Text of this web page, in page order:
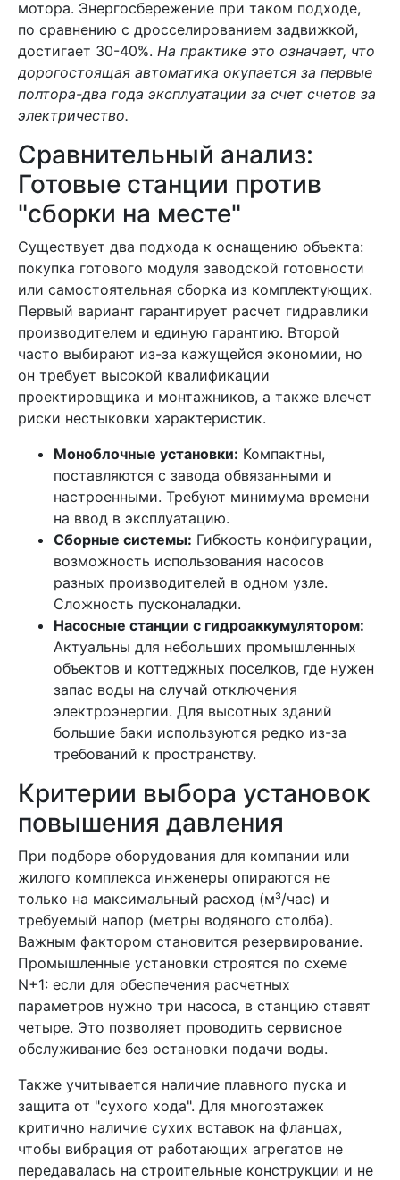
мотора. Энергосбережение при таком подходе,
по сравнению с дросселированием задвижкой,
достигает 30-40%. На практике это означает, что
дорогостоящая автоматика окупается за первые
полтора-два года эксплуатации за счет счетов за
электричество.
Сравнительный анализ:
Готовые станции против
"сборки на месте"
Существует два подхода к оснащению объекта:
покупка готового модуля заводской готовности
или самостоятельная сборка из комплектующих.
Первый вариант гарантирует расчет гидравлики
производителем и единую гарантию. Второй
часто выбирают из-за кажущейся экономии, но
он требует высокой квалификации
проектировщика и монтажников, а также влечет
риски нестыковки характеристик.
Моноблочные установки: Компактны,
поставляются с завода обвязанными и
настроенными. Требуют минимума времени
на ввод в эксплуатацию.
Сборные системы: Гибкость конфигурации,
возможность использования насосов
разных производителей в одном узле.
Сложность пусконаладки.
Насосные станции с гидроаккумулятором:
Актуальны для небольших промышленных
объектов и коттеджных поселков, где нужен
запас воды на случай отключения
электроэнергии. Для высотных зданий
большие баки используются редко из-за
требований к пространству.
Критерии выбора установок
повышения давления
При подборе оборудования для компании или
жилого комплекса инженеры опираются не
только на максимальный расход (м³/час) и
требуемый напор (метры водяного столба).
Важным фактором становится резервирование.
Промышленные установки строятся по схеме
N+1: если для обеспечения расчетных
параметров нужно три насоса, в станцию ставят
четыре. Это позволяет проводить сервисное
обслуживание без остановки подачи воды.
Также учитывается наличие плавного пуска и
защита от "сухого хода". Для многоэтажек
критично наличие сухих вставок на фланцах,
чтобы вибрация от работающих агрегатов не
передавалась на строительные конструкции и не